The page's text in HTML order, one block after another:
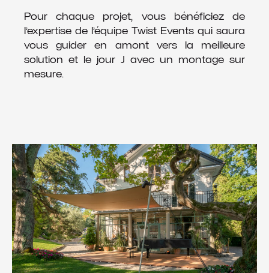
Pour chaque projet, vous bénéficiez de
l’expertise de l’équipe Twist Events qui saura
vous guider en amont vers la meilleure
solution et le jour J avec un montage sur
mesure.